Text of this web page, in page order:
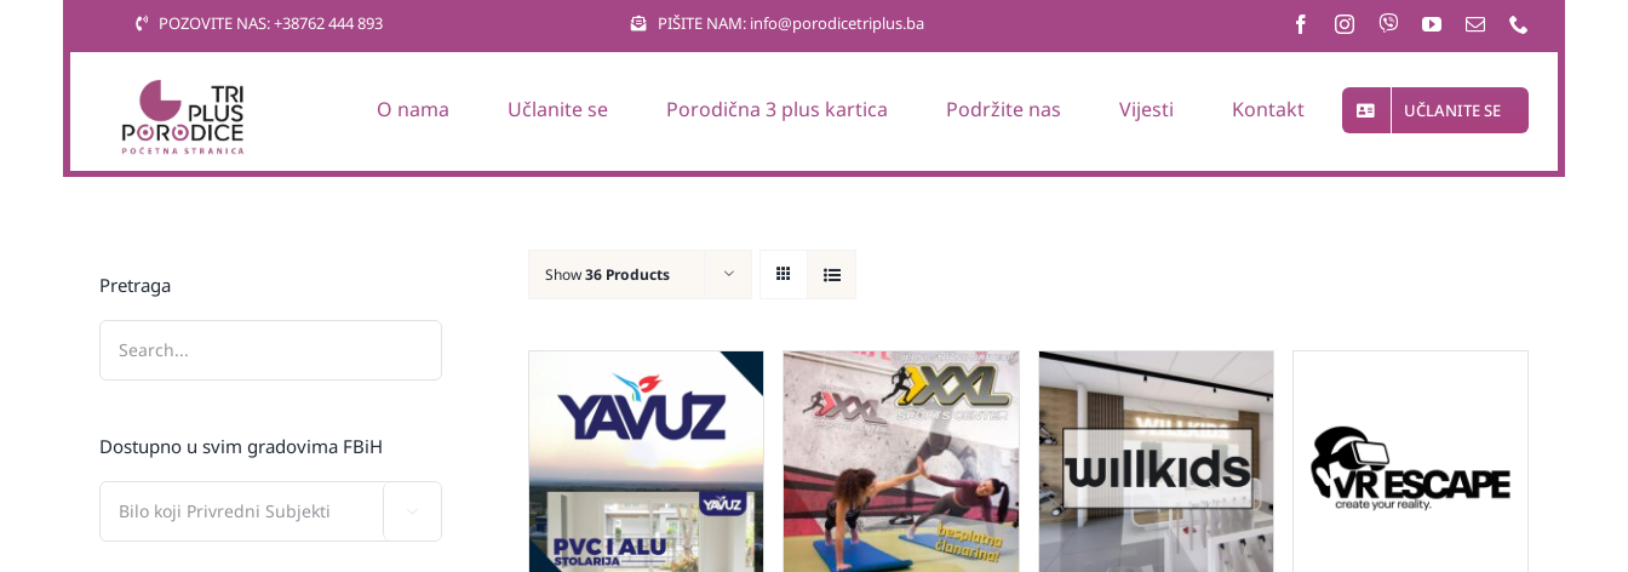
POZOVITE NAS: +38762 444 893 PIŠITE NAM: info@porodicetriplus.ba
O nama Učlanite se Porodična 3 plus kartica Podržite nas Vijesti Kontakt UČLANITE SE
Show36 Products
Pretraga
Dostupno u svim gradovima FBiH